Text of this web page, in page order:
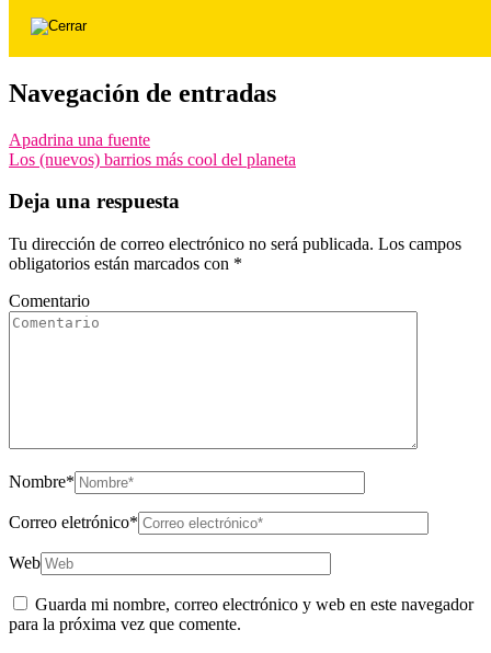
Navegación de entradas
Apadrina una fuente
Los (nuevos) barrios más cool del planeta
Deja una respuesta
Tu dirección de correo electrónico no será publicada. Los campos
obligatorios están marcados con *
Comentario
Nombre*
Correo eletrónico*
Web
Guarda mi nombre, correo electrónico y web en este navegador
para la próxima vez que comente.